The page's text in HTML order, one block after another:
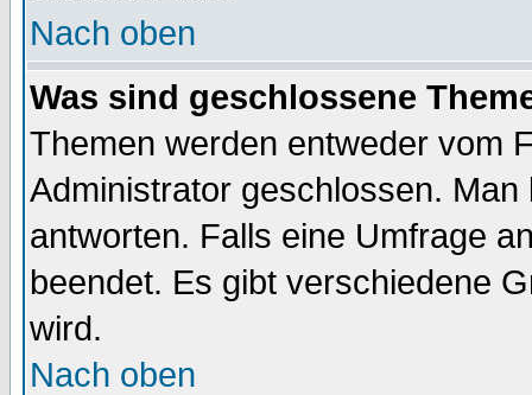
Nach oben
Was sind geschlossene
Themen werden entweder vom
Administrator geschlossen.
antworten. Falls eine Umfrage
beendet. Es gibt verschiedene
wird.
Nach oben